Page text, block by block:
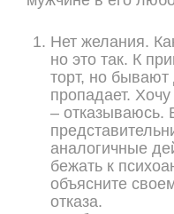
Нет желания.
но это так. К
торт, но бывают
пропадает.
– отказываюсь.
аналогичные
бежать к
объясните
отказа.